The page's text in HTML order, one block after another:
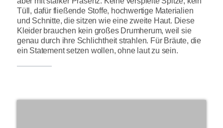
Tüll, dafür fließende Stoffe, hochwertige Materialien
und Schnitte, die sitzen wie eine zweite Haut. Diese
Kleider brauchen kein großes Drumherum, weil sie
genau durch ihre Schlichtheit strahlen. Für Bräute, die
ein Statement setzen wollen, ohne laut zu sein.